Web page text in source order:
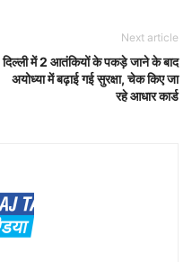
Next article
दिल्ली में 2 आतंकियों के पकड़े जाने के बाद
अयोध्या में बढ़ाई गई सुरक्षा, चेक किए जा
रहे आधार कार्ड